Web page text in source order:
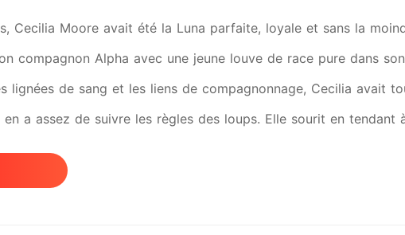
Cecilia Moore avait été la Luna parfaite, loyale et sans la
compagnon Alpha avec une jeune louve de race pure dans
lignées de sang et les liens de compagnonnage, Cecilia avait
en a assez de suivre les règles des loups. Elle sourit en tendant
avec les papiers de divorce soigneusement attachés à la
t-il. « Assez pour commettre un meurtre, » répond-elle, d'une